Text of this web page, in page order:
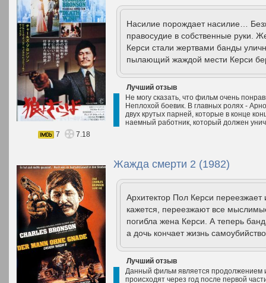
Насилие порождает насилие…
правосудие в собственные руки.
Керси стали жертвами банды
пылающий жаждой мести Керси
Лучший отзыв
Не могу сказать, что фильм очень
Неплохой боевик. В главных ролях -
двух крутых парней, которые в конце
наемный работник, который должен
7
7.18
Жажда смерти 2 (1982)
Архитектор Пол Керси
кажется, переезжают все
погибла жена Керси. А теперь
а дочь кончает жизнь
Лучший отзыв
Данный фильм является продолжением
происходят через год после первой